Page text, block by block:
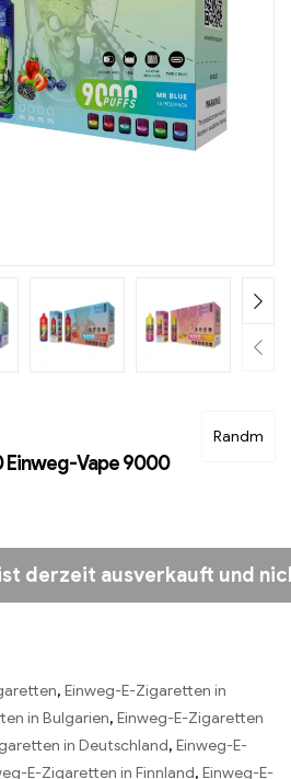
Randm
Einweg-Vape 9000
derzeit ausverkauft und
, Einweg-E-Zigaretten in
in Bulgarien, Einweg-E-Zigaretten
in Deutschland, Einweg-E-
E-Zigaretten in Finnland, Einweg-E-